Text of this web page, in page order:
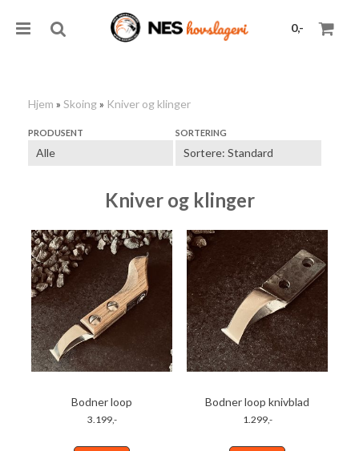
0,-
Hjem » Skoing» Kniver og klinger
PRODUSENT SORTERING
Kniver og klinger
Bodner loop
3.199,-
Bodner loop knivblad
1.299,-